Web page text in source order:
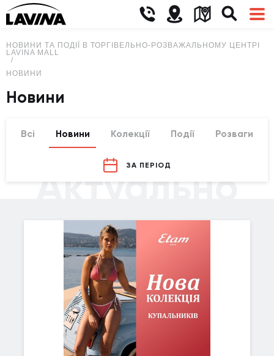
НОВИНИ ТА ПОДІЇ В ТОРГІВЕЛЬНО-РОЗВАЖАЛЬНОМУ ЦЕНТРІ
LAVINA MALL
НОВИНИ
Новини
Всі Новини Колекції Події Розваги
ЗА ПЕРІОД
Актуально